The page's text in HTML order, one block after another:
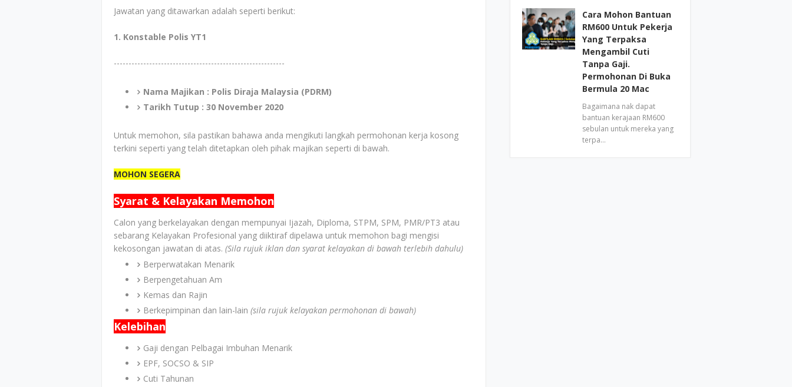
Jawatan yang ditawarkan adalah seperti berikut:
1. Konstable Polis YT1
----------------------------------------------------------
Nama Majikan : Polis Diraja Malaysia (PDRM)
Tarikh Tutup : 30 November 2020
Untuk memohon, sila pastikan bahawa anda mengikuti langkah permohonan kerja kosong
terkini seperti yang telah ditetapkan oleh pihak majikan seperti di bawah.
MOHON SEGERA
Syarat & Kelayakan Memohon
Calon yang berkelayakan dengan mempunyai Ijazah, Diploma, STPM, SPM, PMR/PT3 atau
sebarang Kelayakan Profesional yang diiktiraf dipelawa untuk memohon bagi mengisi
kekosongan jawatan di atas. (Sila rujuk iklan dan syarat kelayakan di bawah terlebih dahulu)
Berperwatakan Menarik
Berpengetahuan Am
Kemas dan Rajin
Berkepimpinan dan lain-lain (sila rujuk kelayakan permohonan di bawah)
Kelebihan
Gaji dengan Pelbagai Imbuhan Menarik
EPF, SOCSO & SIP
Cuti Tahunan
Cara Mohon Bantuan
RM600 Untuk Pekerja
Yang Terpaksa
Mengambil Cuti
Tanpa Gaji.
Permohonan Di Buka
Bermula 20 Mac
Bagaimana nak dapat
bantuan kerajaan RM600
sebulan untuk mereka yang
terpa…